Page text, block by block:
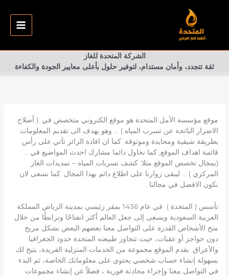
الشركة المتحدة للغاز
ثقة تتجدد، وأمان مستدام، لتوفير حلول بأعلى معايير الجودة والكفاءة
موقع مؤسسة الأمل المتحدة هو موقع الكتروني متخصص في .( أصلاح
الاضرار الناتجة عن تسرب المياه ) … وهو يهدف الى تقديم المعلومات
بطريقة شيقية ومحايدة وموثوقة. كما ان افادة الزائر تأتي على رأس
قائمة اهداف الموقع, كما نحاول دائما مشارك احدث المواضيع في …
(بمجال تخصص الموقع مثلا: كشف تسربات المياه – تمديدات الغاز
المركزي ) … ليبقى زوارنا على اطلاع دائم بهذا المجال. كما نسعى لان
نكون الافضل في مجالنا .
تأسس ( المتحدة ) في عام 1436 بمقر زئيسي بمدينة الرياض المملكة
العربية السعودية ويسعى إلى جعل العالم أكثر انفتاحًا وترابطًا من خلال
منح الأشخاص القدرة على التواصل معنا بعضهم البعض بشكل مريح
دون حواجز أو عقبات، حيث تتجاوز طبيعته المتحدة حدود الجغرافيا
والأعراق. يقدم الموقع مجموعة من الخدمات المنزلية الفريدة، يتيح لك
بسهولة إنشاء حساب شخصي يحتوي على معلوماتك الخاصة، ثم البدء
في التواصل معنا وإجراء محادثة فورية ، فضلاً عن إنشاء مجموعات